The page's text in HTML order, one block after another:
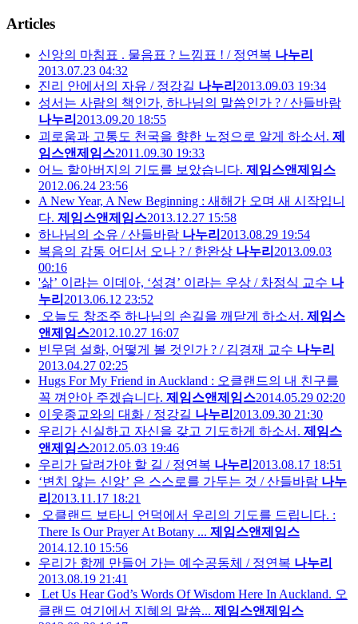
Articles
신앙의 마침표 . 물음표 ? 느낌표 ! / 정연복 나누리
2013.07.23 04:32
진리 안에서의 자유 / 정강길 나누리 2013.09.03 19:34
성서는 사람의 책인가, 하나님의 말씀인가 ? / 산들바람
나누리 2013.09.20 18:55
괴로움과 고통도 천국을 향한 노정으로 알게 하소서. 제
임스앤제임스2011.09.30 19:33
어느 할아버지의 기도를 보았습니다. 제임스앤제임스
2012.06.24 23:56
A New Year, A New Beginning : 새해가 오며 새 시작입니
다. 제임스앤제임스2013.12.27 15:58
하나님의 소유 / 산들바람 나누리 2013.08.29 19:54
복음의 감동 어디서 오나 ? / 한완상 나누리 2013.09.03
00:16
'삶’ 이라는 이데아, ‘성경’ 이라는 우상 / 차정식 교수 나
누리 2013.06.12 23:52
오늘도 창조주 하나님의 손길을 깨닫게 하소서. 제임스
앤제임스2012.10.27 16:07
빈무덤 설화, 어떻게 볼 것인가 ? / 김경재 교수 나누리
2013.04.27 02:25
Hugs For My Friend in Auckland : 오클랜드의 내 친구를
꼭 껴안아 주겠습니다. 제임스앤제임스2014.05.29 02:20
이웃종교와의 대화 / 정강길 나누리 2013.09.30 21:30
우리가 신실하고 자신을 갖고 기도하게 하소서. 제임스
앤제임스2012.05.03 19:46
우리가 달려가야 할 길 / 정연복 나누리 2013.08.17 18:51
‘변치 않는 신앙’ 은 스스로를 가두는 것 / 산들바람 나누
리 2013.11.17 18:21
오클랜드 보타니 언덕에서 우리의 기도를 드립니다. :
There Is Our Prayer At Botany ... 제임스앤제임스
2014.12.10 15:56
우리가 함께 만들어 가는 예수공동체 / 정연복 나누리
2013.08.19 21:41
Let Us Hear God’s Words Of Wisdom Here In Auckland. 오
클랜드 여기에서 지혜의 말씀... 제임스앤제임스